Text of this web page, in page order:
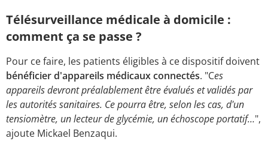
Télésurveillance médicale à domicile :
comment ça se passe ?
Pour ce faire, les patients éligibles à ce dispositif doivent
bénéficier d'appareils médicaux connectés. "Ces
appareils devront préalablement être évalués et validés par
les autorités sanitaires. Ce pourra être, selon les cas, d'un
tensiomètre, un lecteur de glycémie, un échoscope portatif…",
ajoute Mickael Benzaqui.